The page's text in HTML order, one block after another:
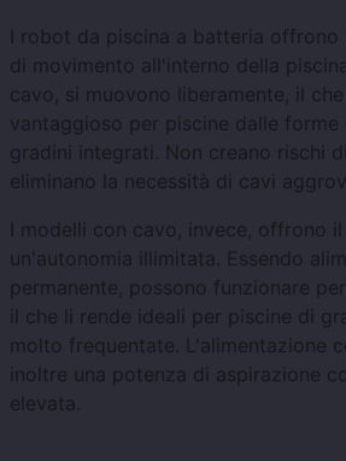
I robot da piscina a batteria offrono
di movimento all'interno della
cavo, si muovono liberamente, il
vantaggioso per piscine dalle forme
gradini integrati. Non creano rischi
eliminano la necessità di cavi
I modelli con cavo, invece, offrono il
un'autonomia illimitata. Essendo
permanente, possono funzionare
il che li rende ideali per piscine di
molto frequentate. L'alimentazione
inoltre una potenza di aspirazione
elevata.